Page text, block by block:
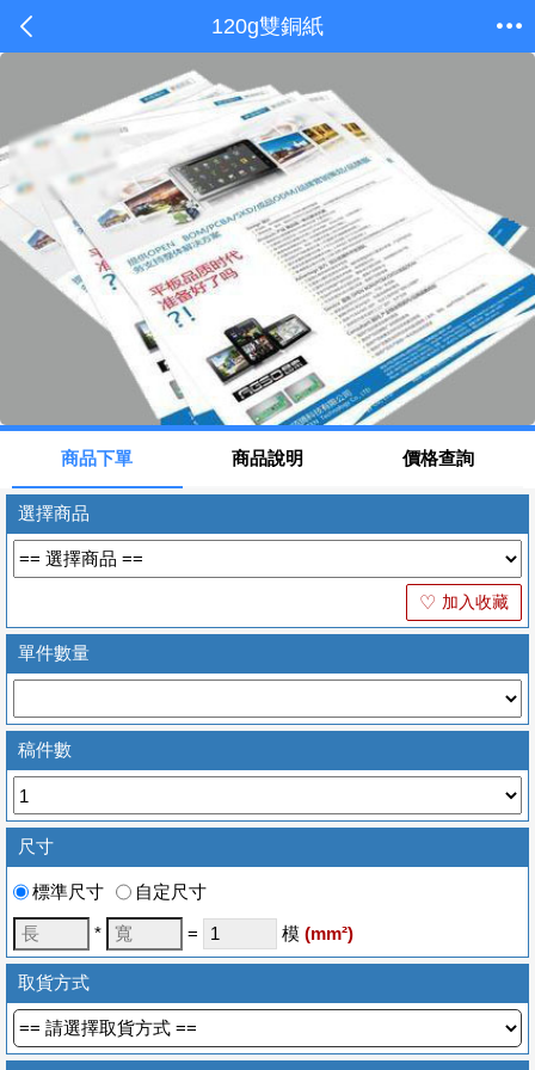
120g雙銅紙
商品下單 商品說明 價格查詢
選擇商品
♡ 加入收藏
單件數量
稿件數
尺寸
標準尺寸 自定尺寸
* = 模 (mm²)
取貨方式